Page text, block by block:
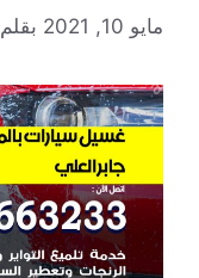
مايو 10, 2021 بقلم